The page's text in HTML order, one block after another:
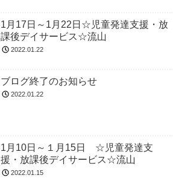
1月17日～1月22日☆児童発達支援・放
課後デイサービス☆流山
2022.01.22
ブログ終了のお知らせ
2022.01.22
1月10日～１月15日 ☆児童発達支
援・放課後デイサービス☆流山
2022.01.15